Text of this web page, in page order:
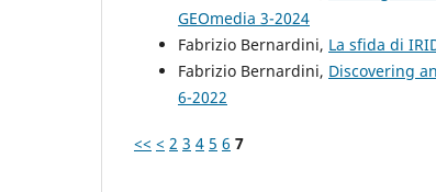
GEOmedia 3-2024
Fabrizio Bernardini, La sfida di
Fabrizio Bernardini, Discovering
6-2022
<< < 2 3 4 5 6 7